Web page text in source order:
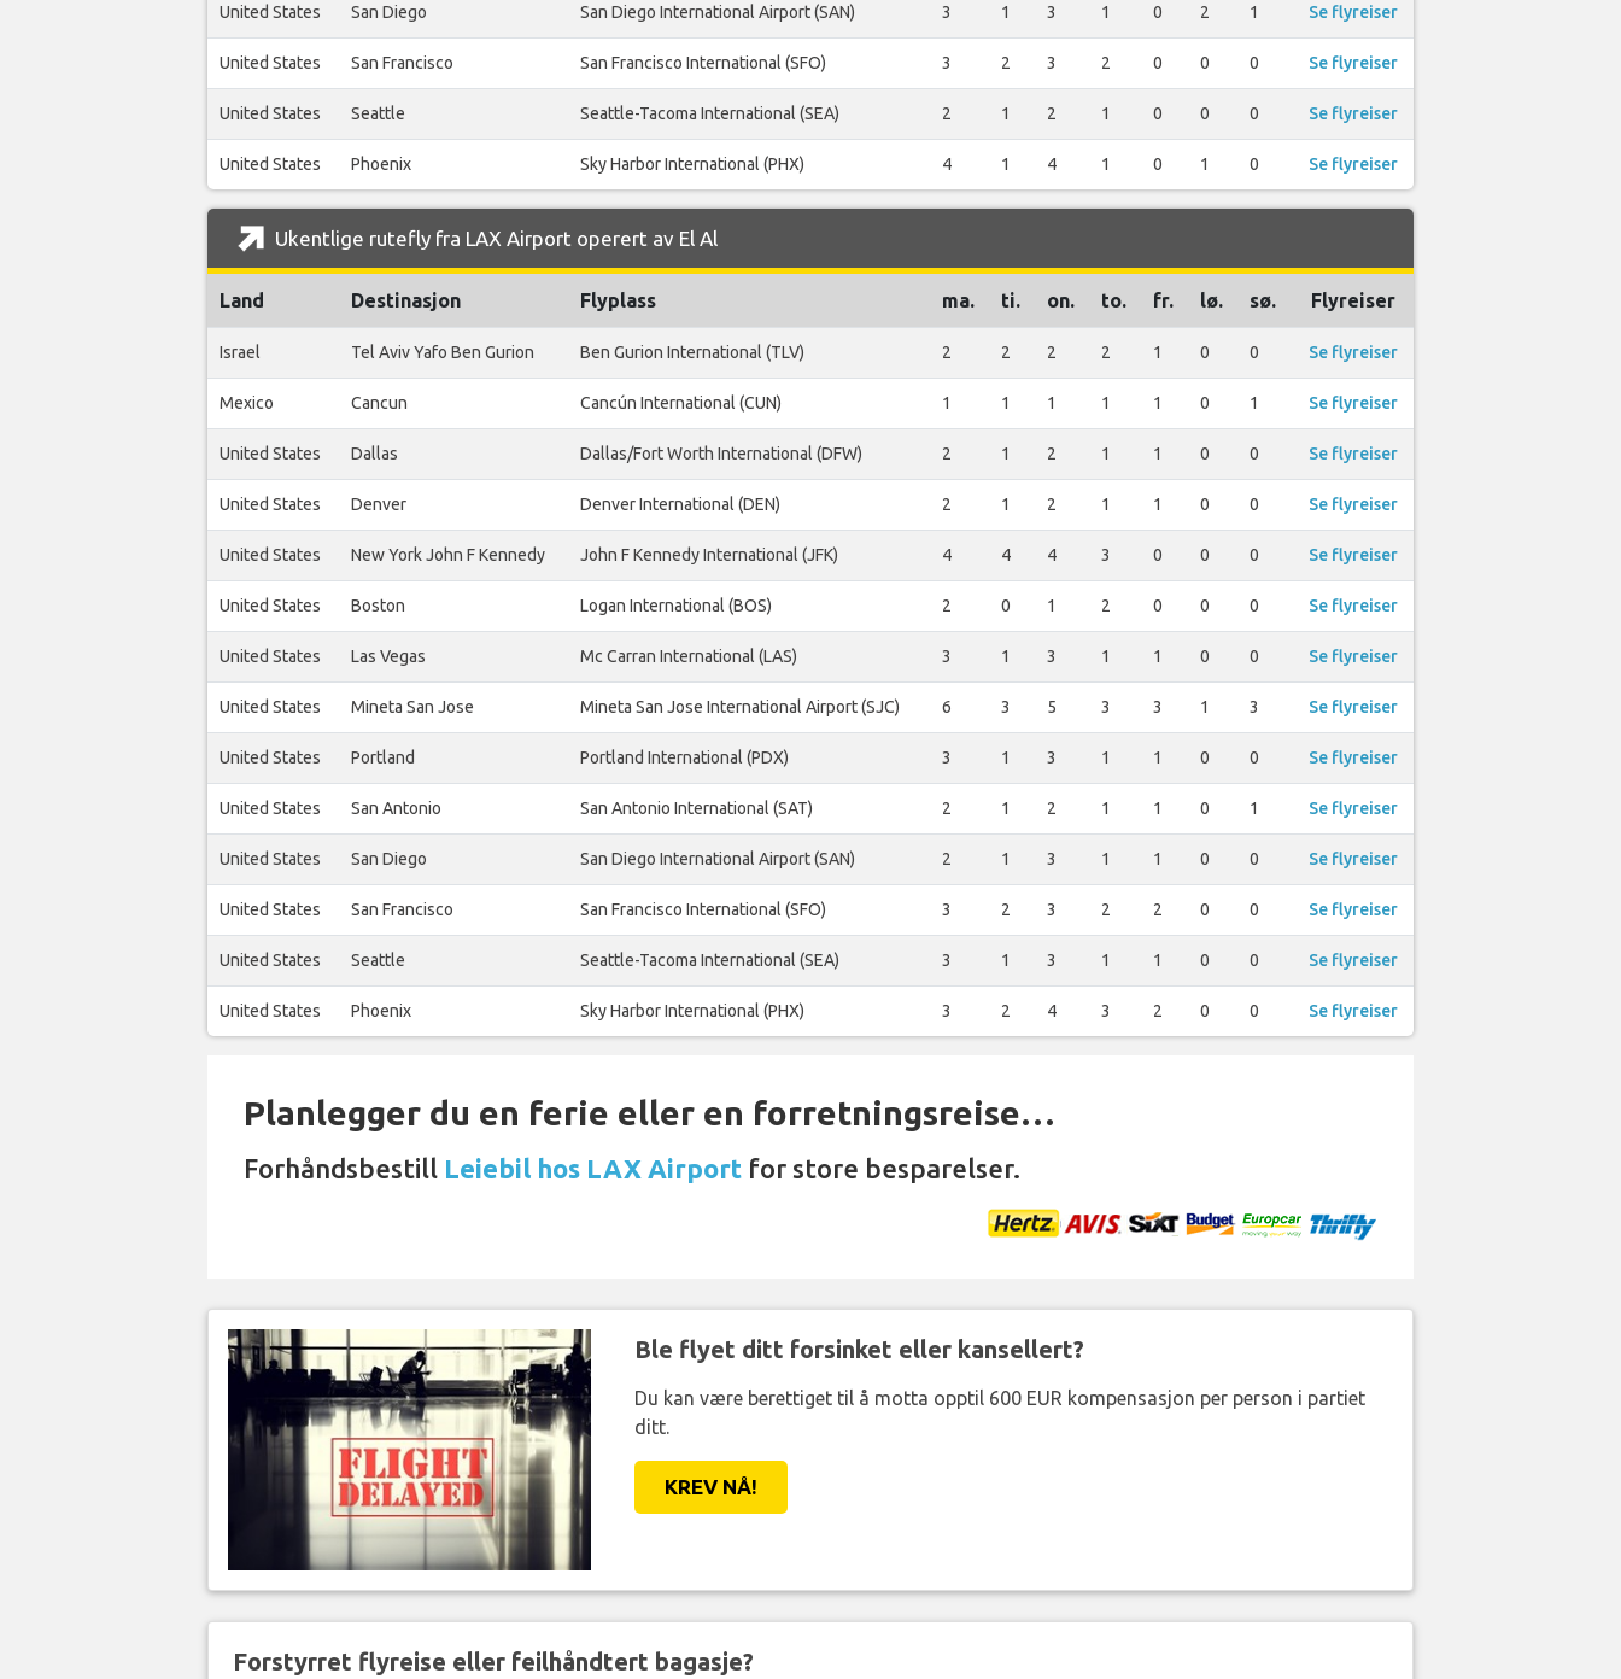
United States San Diego San Diego International Airport (SAN) 3 1 3 1 0 2 1 Se flyreiser
United States San Francisco San Francisco International (SFO) 3 2 3 2 0 0 0 Se flyreiser
United States Seattle Seattle-Tacoma International (SEA) 2 1 2 1 0 0 0 Se flyreiser
United States Phoenix Sky Harbor International (PHX) 4 1 4 1 0 1 0 Se flyreiser
Ukentlige rutefly fra LAX Airport operert av El Al
Land Destinasjon Flyplass ma. ti. on. to. fr. lø. sø. Flyreiser
Israel Tel Aviv Yafo Ben Gurion Ben Gurion International (TLV) 2 2 2 2 1 0 0 Se flyreiser
Mexico Cancun Cancún International (CUN) 1 1 1 1 1 0 1 Se flyreiser
United States Dallas Dallas/Fort Worth International (DFW) 2 1 2 1 1 0 0 Se flyreiser
United States Denver Denver International (DEN) 2 1 2 1 1 0 0 Se flyreiser
United States New York John F Kennedy John F Kennedy International (JFK) 4 4 4 3 0 0 0 Se flyreiser
United States Boston Logan International (BOS) 2 0 1 2 0 0 0 Se flyreiser
United States Las Vegas Mc Carran International (LAS) 3 1 3 1 1 0 0 Se flyreiser
United States Mineta San Jose Mineta San Jose International Airport (SJC) 6 3 5 3 3 1 3 Se flyreiser
United States Portland Portland International (PDX) 3 1 3 1 1 0 0 Se flyreiser
United States San Antonio San Antonio International (SAT) 2 1 2 1 1 0 1 Se flyreiser
United States San Diego San Diego International Airport (SAN) 2 1 3 1 1 0 0 Se flyreiser
United States San Francisco San Francisco International (SFO) 3 2 3 2 2 0 0 Se flyreiser
United States Seattle Seattle-Tacoma International (SEA) 3 1 3 1 1 0 0 Se flyreiser
United States Phoenix Sky Harbor International (PHX) 3 2 4 3 2 0 0 Se flyreiser
Planlegger du en ferie eller en forretningsreise…
Forhåndsbestill Leiebil hos LAX Airport for store besparelser.
Ble flyet ditt forsinket eller kansellert?
Du kan være berettiget til å motta opptil 600 EUR kompensasjon per person i partiet
ditt.
KREV NÅ!
Forstyrret flyreise eller feilhåndtert bagasje?